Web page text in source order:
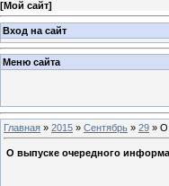
[Мой сайт]
Вход на сайт
Меню сайта
Главная » 2015 » Сентябрь » 29 » О
О выпуске очередного